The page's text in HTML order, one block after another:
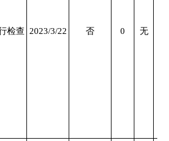
检查 2023/3/22 否 0 无